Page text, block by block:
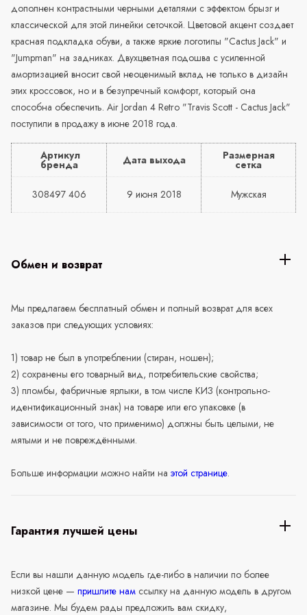
дополнен контрастными черными деталями с эффектом брызг и
классической для этой линейки сеточкой. Цветовой акцент создает
красная подкладка обуви, а также яркие логотипы "Cactus Jack" и
"Jumpman" на задниках. Двухцветная подошва с усиленной
амортизацией вносит свой неоценимый вклад не только в дизайн
этих кроссовок, но и в безупречный комфорт, который она
способна обеспечить. Air Jordan 4 Retro "Travis Scott - Cactus Jack"
поступили в продажу в июне 2018 года.
Артикул
бренда Дата выхода Размерная
сетка
308497 406 9 июня 2018 Мужская
Обмен и возврат
Мы предлагаем бесплатный обмен и полный возврат для всех
заказов при следующих условиях:
1) товар не был в употреблении (стиран, ношен);
2) сохранены его товарный вид, потребительские свойства;
3) пломбы, фабричные ярлыки, в том числе КИЗ (контрольно-
идентификационный знак) на товаре или его упаковке (в
зависимости от того, что применимо) должны быть целыми, не
мятыми и не повреждёнными.
Больше информации можно найти на этой странице.
Гарантия лучшей цены
Если вы нашли данную модель где-либо в наличии по более
низкой цене — пришлите нам ссылку на данную модель в другом
магазине. Мы будем рады предложить вам скидку,